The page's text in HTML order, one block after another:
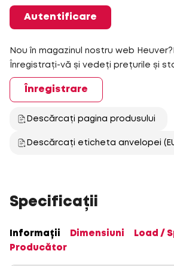
Autentificare
Nou în magazinul nostru web
Înregistrați-vă și vedeți prețurile și
Înregistrare
Descărcați pagina produsului
Descărcați eticheta anvelopei
Specificații
Informații Dimensiuni
Load /
Producător